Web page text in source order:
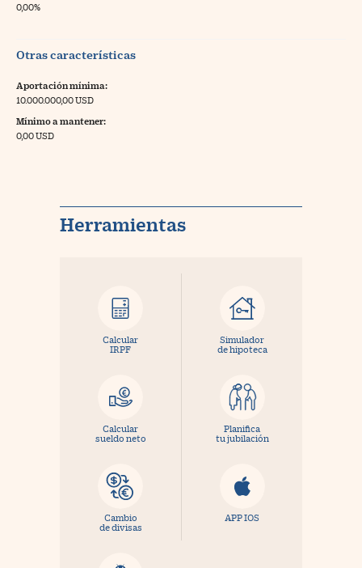
0,00%
Otras características
Aportación mínima:
10.000.000,00 USD
Mínimo a mantener:
0,00 USD
Herramientas
Calcular
IRPF
Simulador
de hipoteca
Calcular
sueldo neto
Planifica
tu jubilación
Cambio
de divisas
APP IOS